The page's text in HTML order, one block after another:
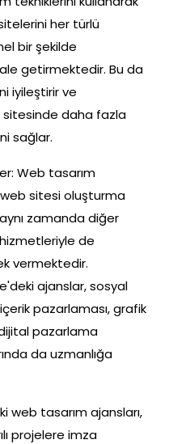
her türlü
bir şekilde
getirmektedir. Bu da
iyileştirir ve
daha fazla
sağlar.
Web tasarım
sitesi oluşturma
zamanda diğer
de
vermektedir.
ajanslar, sosyal
pazarlaması, grafik
pazarlama
da uzmanlığa
web tasarım ajansları,
projelere imza